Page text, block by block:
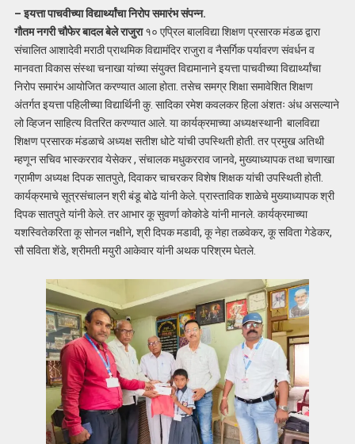
– इयत्ता पाचवीच्या विद्यार्थ्यांचा निरोप समारंभ संपन्न.
गौतम नगरी चौफेर बादल बेले राजुरा१० एप्रिल बालविद्या शिक्षण प्रसारक मंडळ द्वारा
संचालित आशादेवी मराठी प्राथमिक विद्यामंदिर राजुरा व नैसर्गिक पर्यावरण संवर्धन व
मानवता विकास संस्था चनाखा यांच्या संयुक्त विद्यमानाने इयत्ता पाचवीच्या विद्यार्थ्यांचा
निरोप समारंभ आयोजित करण्यात आला होता. तसेच समग्र शिक्षा समावेशित शिक्षण
अंतर्गत इयत्ता पहिलीच्या विद्यार्थिनी कु. सादिका रमेश कवलकर हिला अंशतः अंध असल्याने
लो व्हिजन साहित्य वितरित करण्यात आले. या कार्यक्रमाच्या अध्यक्षस्थानी बालविद्या
शिक्षण प्रसारक मंडळाचे अध्यक्ष सतीश धोटे यांची उपस्थिती होती. तर प्रमुख अतिथी
म्हणून सचिव भास्करराव येसेकर , संचालक मधुकरराव जानवे, मुख्याध्यापक तथा चणाखा
ग्रामीण अध्यक्ष दिपक सातपुते, दिवाकर चाचरकर विशेष शिक्षक यांची उपस्थिती होती.
कार्यक्रमाचे सूत्रसंचालन श्री बंडू बोढे यांनी केले. प्रास्ताविक शाळेचे मुख्याध्यापक श्री
दिपक सातपुते यांनी केले. तर आभार कू सुवर्णा कोकोडे यांनी मानले. कार्यक्रमाच्या
यशस्वितेकरिता कू सोनल नक्षीने, श्री दिपक मडावी, कू नेहा तळवेकर, कू सविता गेडेकर,
सौ सविता शेंडे, श्रीमती मयुरी आकेवार यांनी अथक परिश्रम घेतले.